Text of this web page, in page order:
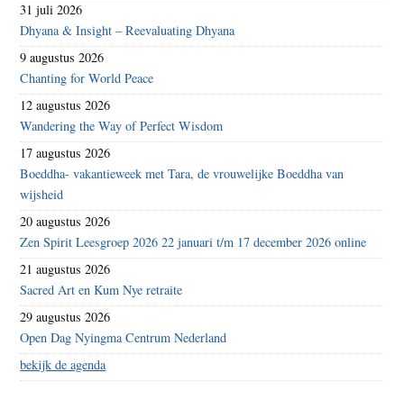
31 juli 2026
Dhyana & Insight – Reevaluating Dhyana
9 augustus 2026
Chanting for World Peace
12 augustus 2026
Wandering the Way of Perfect Wisdom
17 augustus 2026
Boeddha- vakantieweek met Tara, de vrouwelijke Boeddha van
wijsheid
20 augustus 2026
Zen Spirit Leesgroep 2026 22 januari t/m 17 december 2026 online
21 augustus 2026
Sacred Art en Kum Nye retraite
29 augustus 2026
Open Dag Nyingma Centrum Nederland
bekijk de agenda